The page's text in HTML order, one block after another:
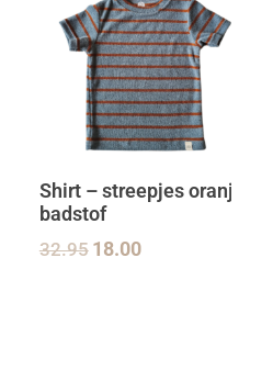
Shirt – streepjes oranje
badstof
32.95 18.00